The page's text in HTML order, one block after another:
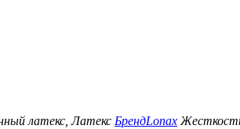
латекс, Латекс БрендLonax